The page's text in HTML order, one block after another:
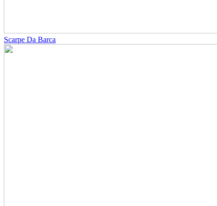
Scarpe Da Barca